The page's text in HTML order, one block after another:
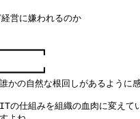
かの自然な根回しがあるように
の仕組みを組織の血肉に変えて